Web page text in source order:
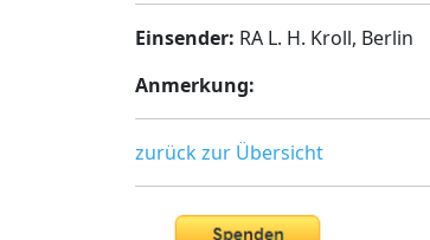
Einsender: RA L. H. Kroll, Berlin
Anmerkung:
zurück zur Übersicht